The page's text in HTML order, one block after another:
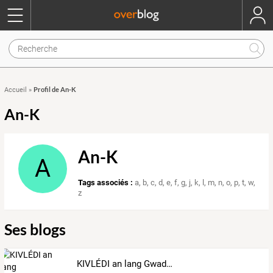
Accueil » Profil de An-K
An-K
A An-K
Tags associés : a, b,c,d,e,f,g, j, k, l, m, n,o, p,t,w,
z
Ses blogs
KIVLÉDI an lang Gwadloupéyen